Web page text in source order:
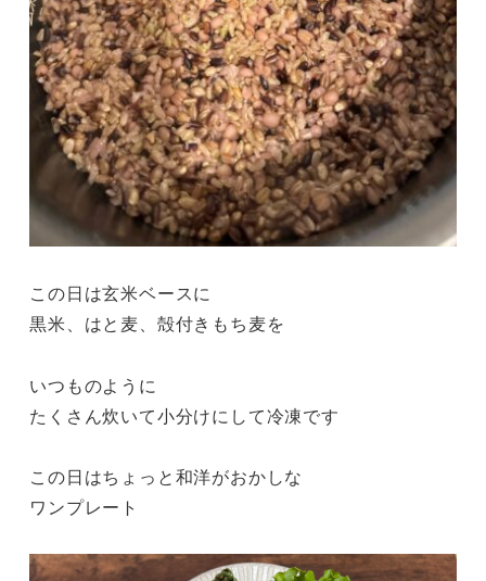
この日は玄米ベースに
黒米、はと麦、殻付きもち麦を
いつものように
たくさん炊いて小分けにして冷凍です
この日はちょっと和洋がおかしな
ワンプレート